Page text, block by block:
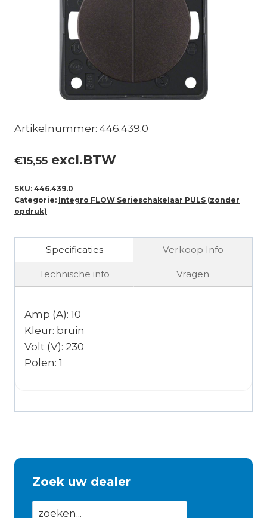
Artikelnummer: 446.439.0
€15,55 excl.BTW
SKU: 446.439.0
Categorie: Integro FLOW Serieschakelaar PULS (zonder
opdruk)
Specificaties Verkoop Info
Technische info Vragen
Amp (A): 10
Kleur: bruin
Volt (V): 230
Polen: 1
Zoek uw dealer